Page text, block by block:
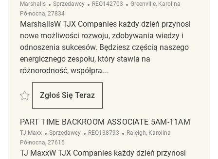
Marshalls Kategoria
Sprzedawcy ReqId
REQ142703 Lokalizacja
Greenville, Karolina
Północna, 27834
MarshallsW TJX Companies każdy dzień przynosi
nowe możliwości rozwoju, zdobywania wiedzy i
odnoszenia sukcesów. Będziesz częścią naszego
energicznego zespołu, który stawia na
różnorodność, współpra...
Zapisać PT - Backroom Associate - 5am-1pm REQ142703
Zgłoś Się Teraz
PT - Backroom Associate - 5am-1pm
PART TIME BACKROOM ASSOCIATE 5AM-11AM
TJ Maxx Kategoria
Sprzedawcy ReqId
REQ138793 Lokalizacja
Raleigh, Karolina
Północna, 27615
TJ MaxxW TJX Companies każdy dzień przynosi